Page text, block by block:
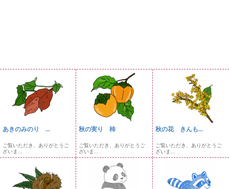
あきのみのり ...
ご覧いただき、ありがとうご
ざいま...
秋の実り 柿
ご覧いただき、ありがとうご
ざいま...
秋の花 きんも...
ご覧いただき、ありがとうご
ざいま...